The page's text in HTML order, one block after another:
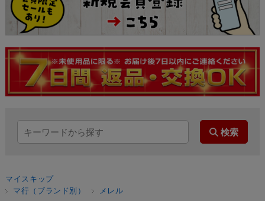
マイスキップ
マ行（ブランド別）
メレル